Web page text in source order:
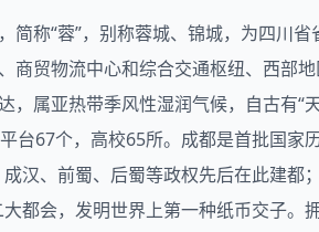
简称“蓉”，别称蓉城、锦城，为四川
商贸物流中心和综合交通枢纽、西部
，属亚热带季风性湿润气候，自古有
台67个，高校65所。成都是首批国家
汉、前蜀、后蜀等政权先后在此建
都会，发明世界上第一种纸币交子